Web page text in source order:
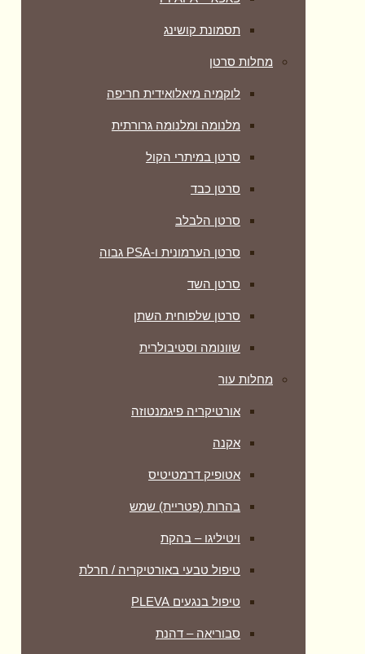
תסמונת קושינג
מחלות סרטן
לוקמיה מיאלואידית חריפה
מלנומה ומלנומה גרורתית
סרטן במיתרי הקול
סרטן כבד
סרטן הלבלב
סרטן הערמונית ו-PSA גבוה
סרטן השד
סרטן שלפוחית השתן
שוונומה וסטיבולרית
מחלות עור
אורטיקריה פיגמנטוזה
אקנה
אטופיק דרמטיטיס
בהרות (פטריית) שמש
ויטיליגו – בהקת
טיפול טבעי באורטיקריה / חרלת
טיפול בנגעים PLEVA
סבוריאה – דהנת